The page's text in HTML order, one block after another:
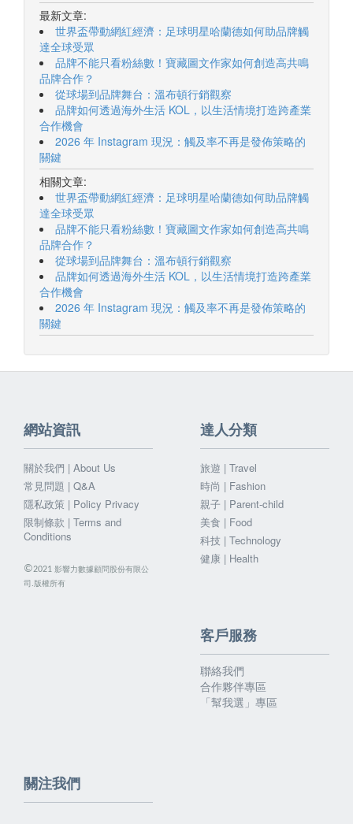
最新文章:
世界盃帶動網紅經濟：足球明星哈蘭德如何助品牌觸
達全球受眾
品牌不能只看粉絲數！寶藏圖文作家如何創造高共鳴
品牌合作？
從球場到品牌舞台：溫布頓行銷觀察
品牌如何透過海外生活 KOL，以生活情境打造跨產業
合作機會
2026 年 Instagram 現況：觸及率不再是發佈策略的
關鍵
相關文章:
世界盃帶動網紅經濟：足球明星哈蘭德如何助品牌觸
達全球受眾
品牌不能只看粉絲數！寶藏圖文作家如何創造高共鳴
品牌合作？
從球場到品牌舞台：溫布頓行銷觀察
品牌如何透過海外生活 KOL，以生活情境打造跨產業
合作機會
2026 年 Instagram 現況：觸及率不再是發佈策略的
關鍵
網站資訊
關於我們 | About Us
常見問題 | Q&A
隱私政策 | Policy Privacy
限制條款 | Terms and
Conditions
©2021 影響力數據顧問股份有限公
司.版權所有
達人分類
旅遊 | Travel
時尚 | Fashion
親子 | Parent-child
美食 | Food
科技 | Technology
健康 | Health
客戶服務
聯絡我們
合作夥伴專區
「幫我選」專區
關注我們